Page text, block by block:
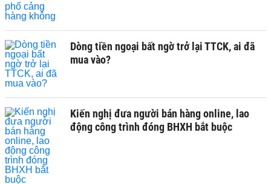
Dòng tiền ngoại bất ngờ trở lại TTCK, ai đã
mua vào?
Kiến nghị đưa người bán hàng online, lao
động công trình đóng BHXH bắt buộc